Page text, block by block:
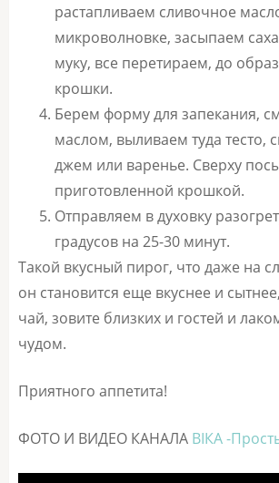
растапливаем сливочное
микроволновке, засыпаем
муку, все перетираем, до
крошки.
Берем форму для запекания,
маслом, выливаем туда тесто,
джем или варенье. Сверху
приготовленной крошкой.
Отправляем в духовку
градусов на 25-30 минут.
Такой вкусный пирог, что даже на
он становится еще вкуснее и
чай, зовите близких и гостей и
чудом.
Приятного аппетита!
ФОТО И ВИДЕО КАНАЛА ВІКА -